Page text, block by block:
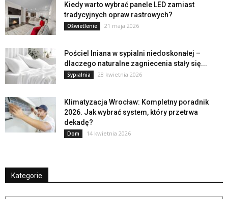
Kiedy warto wybrać panele LED zamiast
tradycyjnych opraw rastrowych?
Oświetlenie 21 maja 2026
Pościel lniana w sypialni niedoskonałej –
dlaczego naturalne zagniecenia stały się...
Sypialnia 28 kwietnia 2026
Klimatyzacja Wrocław: Kompletny poradnik
2026. Jak wybrać system, który przetrwa
dekadę?
Dom 14 kwietnia 2026
Kategorie
Kategorie